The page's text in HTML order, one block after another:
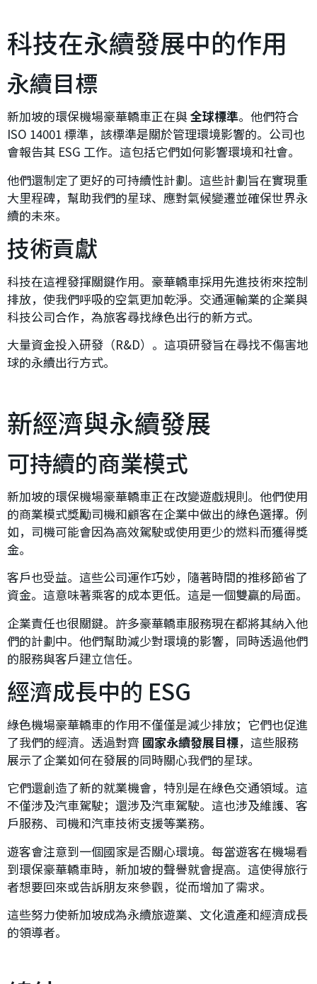
科技在永續發展中的作用
永續目標
新加坡的環保機場豪華轎車正在與全球標準。他們符合
ISO 14001 標準，該標準是關於管理環境影響的。公司也
會報告其 ESG 工作。這包括它們如何影響環境和社會。
他們還制定了更好的可持續性計劃。這些計劃旨在實現重
大里程碑，幫助我們的星球、應對氣候變遷並確保世界永
續的未來。
技術貢獻
科技在這裡發揮關鍵作用。豪華轎車採用先進技術來控制
排放，使我們呼吸的空氣更加乾淨。交通運輸業的企業與
科技公司合作，為旅客尋找綠色出行的新方式。
大量資金投入研發（R&D）。這項研發旨在尋找不傷害地
球的永續出行方式。
新經濟與永續發展
可持續的商業模式
新加坡的環保機場豪華轎車正在改變遊戲規則。他們使用
的商業模式獎勵司機和顧客在企業中做出的綠色選擇。例
如，司機可能會因為高效駕駛或使用更少的燃料而獲得獎
金。
客戶也受益。這些公司運作巧妙，隨著時間的推移節省了
資金。這意味著乘客的成本更低。這是一個雙贏的局面。
企業責任也很關鍵。許多豪華轎車服務現在都將其納入他
們的計劃中。他們幫助減少對環境的影響，同時透過他們
的服務與客戶建立信任。
經濟成長中的 ESG
綠色機場豪華轎車的作用不僅僅是減少排放；它們也促進
了我們的經濟。透過對齊 國家永續發展目標，這些服務
展示了企業如何在發展的同時關心我們的星球。
它們還創造了新的就業機會，特別是在綠色交通領域。這
不僅涉及汽車駕駛；還涉及汽車駕駛。這也涉及維護、客
戶服務、司機和汽車技術支援等業務。
遊客會注意到一個國家是否關心環境。每當遊客在機場看
到環保豪華轎車時，新加坡的聲譽就會提高。這使得旅行
者想要回來或告訴朋友來參觀，從而增加了需求。
這些努力使新加坡成為永續旅遊業、文化遺產和經濟成長
的領導者。